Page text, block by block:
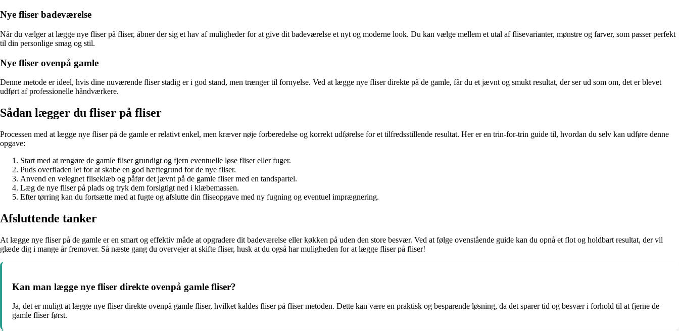
Nye fliser badeværelse
Når du vælger at lægge nye fliser på fliser, åbner der sig et hav af muligheder for at give dit badeværelse et nyt og moderne look. Du kan vælge mellem et utal af flisevarianter, mønstre og farver, som passer perfekt
til din personlige smag og stil.
Nye fliser ovenpå gamle
Denne metode er ideel, hvis dine nuværende fliser stadig er i god stand, men trænger til fornyelse. Ved at lægge nye fliser direkte på de gamle, får du et jævnt og smukt resultat, der ser ud som om, det er blevet
udført af professionelle håndværkere.
Sådan lægger du fliser på fliser
Processen med at lægge nye fliser på de gamle er relativt enkel, men kræver nøje forberedelse og korrekt udførelse for et tilfredsstillende resultat. Her er en trin-for-trin guide til, hvordan du selv kan udføre denne
opgave:
Start med at rengøre de gamle fliser grundigt og fjern eventuelle løse fliser eller fuger.
Puds overfladen let for at skabe en god hæftegrund for de nye fliser.
Anvend en velegnet fliseklæb og påfør det jævnt på de gamle fliser med en tandspartel.
Læg de nye fliser på plads og tryk dem forsigtigt ned i klæbemassen.
Efter tørring kan du fortsætte med at fugte og afslutte din fliseopgave med ny fugning og eventuel imprægnering.
Afsluttende tanker
At lægge nye fliser på de gamle er en smart og effektiv måde at opgradere dit badeværelse eller køkken på uden den store besvær. Ved at følge ovenstående guide kan du opnå et flot og holdbart resultat, der vil
glæde dig i mange år fremover. Så næste gang du overvejer at skifte fliser, husk at du også har muligheden for at lægge fliser på fliser!
Kan man lægge nye fliser direkte ovenpå gamle fliser?
Ja, det er muligt at lægge nye fliser direkte ovenpå gamle fliser, hvilket kaldes fliser på fliser metoden. Dette kan være en praktisk og besparende løsning, da det sparer tid og besvær i forhold til at fjerne de
gamle fliser først.